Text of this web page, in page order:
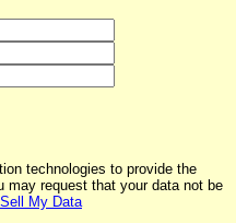
technologies to provide the
may request that your data not be
My Data